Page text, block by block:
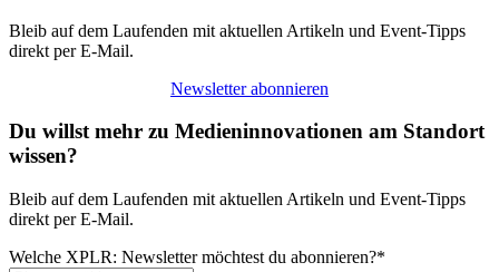
Bleib auf dem Laufenden mit aktuellen Artikeln und Event-Tipps
direkt per E-Mail.
Newsletter abonnieren
Du willst mehr zu Medieninnovationen am Standort
wissen?
Bleib auf dem Laufenden mit aktuellen Artikeln und Event-Tipps
direkt per E-Mail.
Welche XPLR: Newsletter möchtest du abonnieren?*